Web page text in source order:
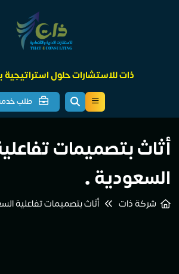
ذات للاستشارات حلول استراتيجية
طلب
أثاث بتصميمات
السعودية •
شركة ذات أثاث بتصميمات تفاعلية